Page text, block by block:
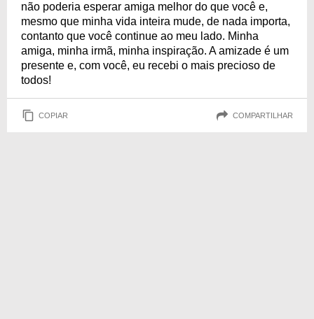
não poderia esperar amiga melhor do que você e,
mesmo que minha vida inteira mude, de nada importa,
contanto que você continue ao meu lado. Minha
amiga, minha irmã, minha inspiração. A amizade é um
presente e, com você, eu recebi o mais precioso de
todos!
COPIAR COMPARTILHAR